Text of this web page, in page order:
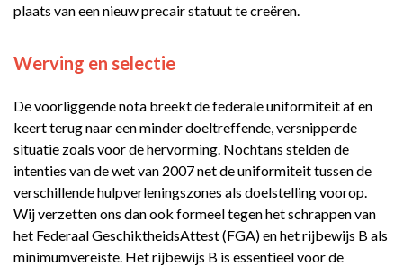
plaats van een nieuw precair statuut te creëren.
Werving en selectie
De voorliggende nota breekt de federale uniformiteit af en
keert terug naar een minder doeltreffende, versnipperde
situatie zoals voor de hervorming. Nochtans stelden de
intenties van de wet van 2007 net de uniformiteit tussen de
verschillende hulpverleningszones als doelstelling voorop.
Wij verzetten ons dan ook formeel tegen het schrappen van
het Federaal GeschiktheidsAttest (FGA) en het rijbewijs B als
minimumvereiste. Het rijbewijs B is essentieel voor de